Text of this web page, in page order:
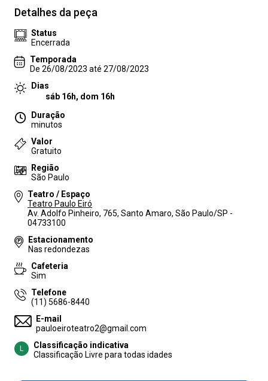
Detalhes da peça
Status
Encerrada
Temporada
De 26/08/2023 até 27/08/2023
Dias
sáb 16h, dom 16h
Duração
minutos
Valor
Gratuito
Região
São Paulo
Teatro / Espaço
Teatro Paulo Eiró
Av. Adolfo Pinheiro, 765, Santo Amaro, São Paulo/SP -
04733100
Estacionamento
Nas redondezas
Cafeteria
Sim
Telefone
(11) 5686-8440
E-mail
pauloeiroteatro2@gmail.com
L
Classificação indicativa
Classificação Livre para todas idades